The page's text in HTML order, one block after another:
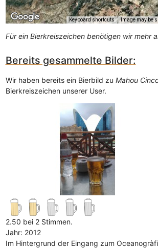
Keyboard shortcuts Image may be
Für ein Bierkreiszeichen benötigen wir mehr
Bereits gesammelte Bilder:
Wir haben bereits ein Bierbild zu Mahou
Bierkreiszeichen unserer User.
2.50 bei 2 Stimmen.
Jahr: 2012
Im Hintergrund der Eingang zum